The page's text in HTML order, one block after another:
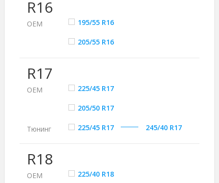
R16
ОЕМ 195/55 R16
205/55 R16
R17
ОЕМ 225/45 R17
205/50 R17
Тюнинг 225/45 R17 245/40 R17
R18
ОЕМ 225/40 R18